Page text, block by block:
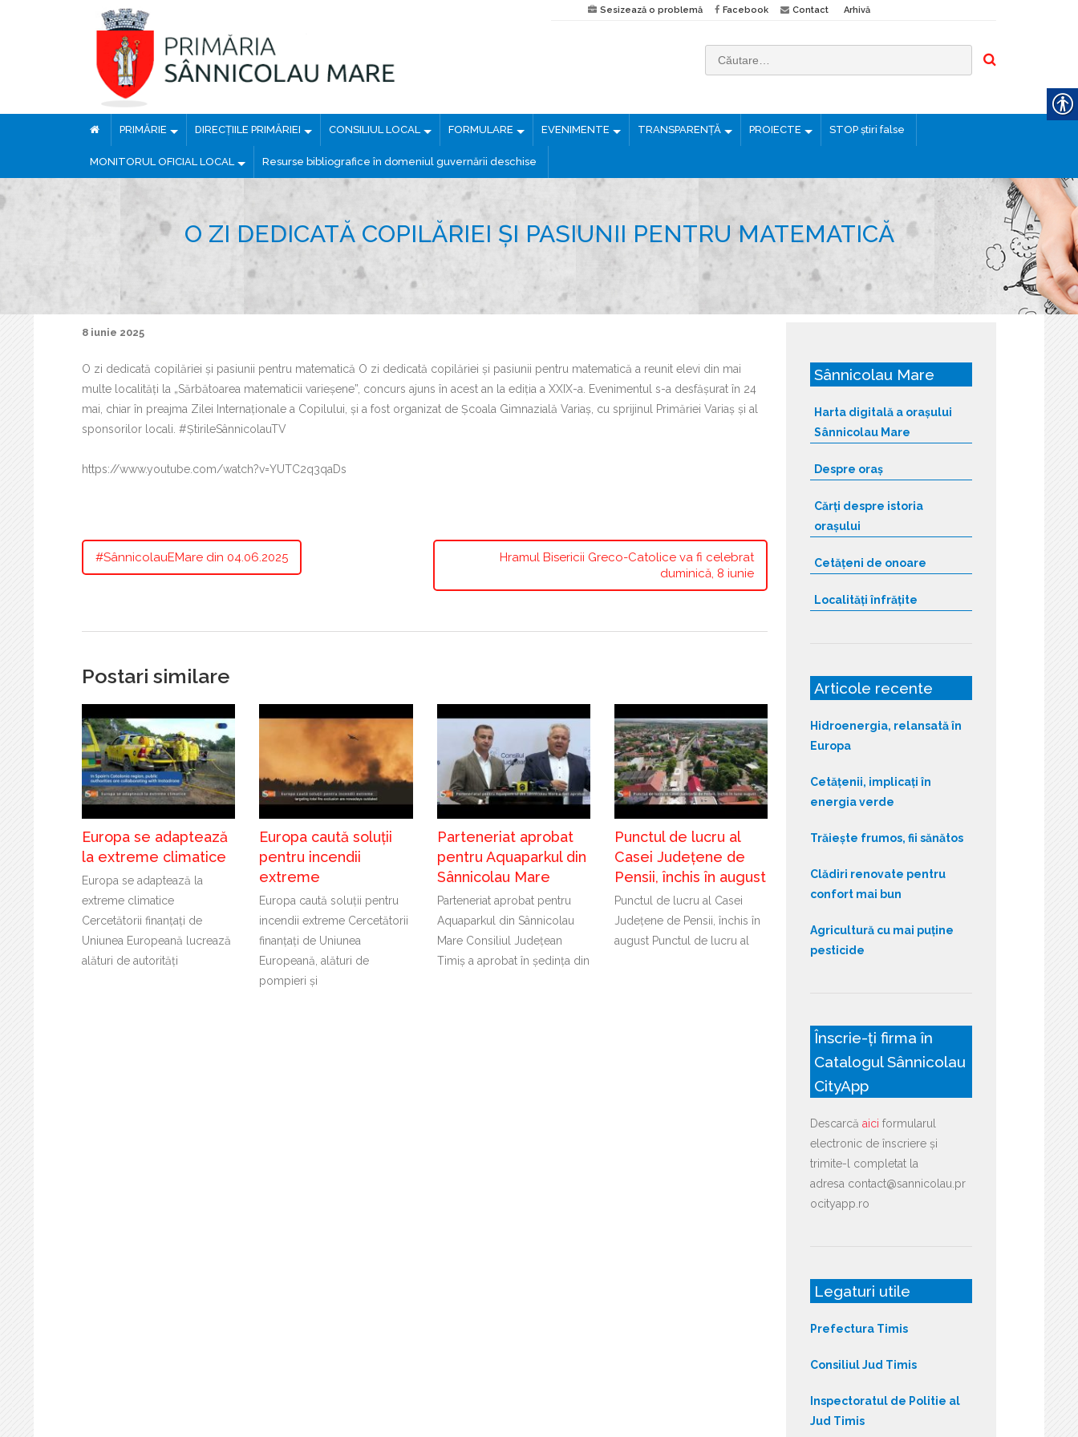
Sesizează o problemă Facebook Contact Arhivă
t
ă
PRIMĂRIE DIRECȚIILE PRIMĂRIEI CONSILIUL LOCAL FORMULARE EVENIMENTE TRANSPARENȚĂ PROIECTE STOP știri false
MONITORUL OFICIAL LOCAL Resurse bibliografice în domeniul guvernării deschise
O ZI DEDICATĂ COPILĂRIEI ȘI PASIUNII PENTRU MATEMATICĂ
8 iunie 2025
O zi dedicată copilăriei și pasiunii pentru matematică O zi dedicată copilăriei și pasiunii pentru matematică a reunit elevi din mai
multe localități la „Sărbătoarea matematicii varieșene”, concurs ajuns în acest an la ediția a XXIX-a. Evenimentul s-a desfășurat în 24
mai, chiar în preajma Zilei Internaționale a Copilului, și a fost organizat de Școala Gimnazială Variaș, cu sprijinul Primăriei Variaș și al
sponsorilor locali. #ȘtirileSânnicolauTV
https://www.youtube.com/watch?v=YUTC2q3qaDs
#SânnicolauEMare din 04.06.2025
Hramul Bisericii Greco-Catolice va fi celebrat
duminică, 8 iunie
Postari similare
Europa se adaptează
la extreme climatice
Europa se adaptează la
extreme climatice
Cercetătorii finanțați de
Uniunea Europeană lucrează
alături de autorități
Europa caută soluții
pentru incendii
extreme
Europa caută soluții pentru
incendii extreme Cercetătorii
finanțați de Uniunea
Europeană, alături de
pompieri și
Parteneriat aprobat
pentru Aquaparkul din
Sânnicolau Mare
Parteneriat aprobat pentru
Aquaparkul din Sânnicolau
Mare Consiliul Județean
Timiș a aprobat în ședința din
Punctul de lucru al
Casei Județene de
Pensii, închis în august
Punctul de lucru al Casei
Județene de Pensii, închis în
august Punctul de lucru al
Sânnicolau Mare
Harta digitală a orașului
Sânnicolau Mare
Despre oraș
Cărți despre istoria
orașului
Cetățeni de onoare
Localități înfrățite
Articole recente
Hidroenergia, relansată în
Europa
Cetățenii, implicați în
energia verde
Trăiește frumos, fii sănătos
Clădiri renovate pentru
confort mai bun
Agricultură cu mai puține
pesticide
Înscrie-ți firma în
Catalogul Sânnicolau
CityApp
Descarcă aici formularul
electronic de înscriere și
trimite-l completat la
adresa contact@sannicolau.pr
ocityapp.ro
Legaturi utile
Prefectura Timis
Consiliul Jud Timis
Inspectoratul de Politie al
Jud Timis